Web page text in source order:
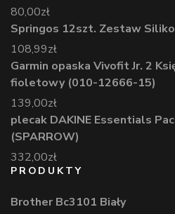
80,00zł
Springos 12szt. Zestaw
108,99zł
Garmin opaska Vivofit Jr. 2
fioletowy (010-12666-15)
139,00zł
plecak DAKINE Essentials
(SPARROW)
332,00zł
PRODUKTY
Brother Bc3101 Biały